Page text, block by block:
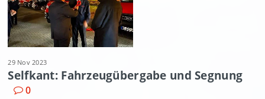
29 Nov 2023
Selfkant: Fahrzeugübergabe und Segnung
0